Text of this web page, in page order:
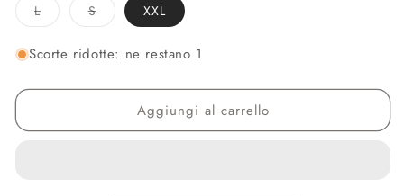
LVariante
non
disponibile
SVariante
esaurita
non
disponibile
XXL
Scorte ridotte: ne restano 1
Aggiungi al carrello